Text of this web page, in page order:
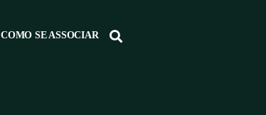
COMO SE ASSOCIAR